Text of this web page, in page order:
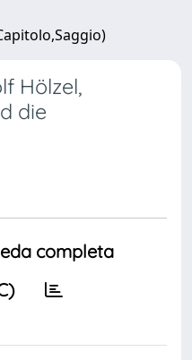
Hölzel,
die
completa